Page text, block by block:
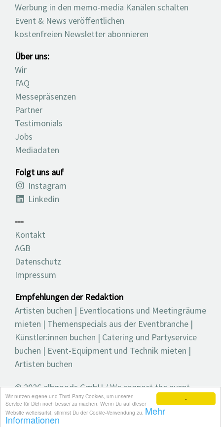
×
Wir nutzen eigene und Third-Party-Cookies, um unseren
Service für Dich noch besser zu machen. Wenn Du auf dieser
Website weitersurfst, stimmst Du der Cookie-Verwendung zu. Mehr
Informationen
Werbung in den memo-media Kanälen schalten
Event & News veröffentlichen
kostenfreien Newsletter abonnieren
Über uns:
Wir
FAQ
Messepräsenzen
Partner
Testimonials
Jobs
Mediadaten
Folgt uns auf
Instagram
Linkedin
---
Kontakt
AGB
Datenschutz
Impressum
Empfehlungen der Redaktion
Artisten buchen | Eventlocations und Meetingräume
mieten | Themenspecials aus der Eventbranche |
Künstler:innen buchen | Catering und Partyservice
buchen | Event-Equipment und Technik mieten |
Artisten buchen
© 2026 elbgoods GmbH / We connect the event
industry / Medienvielfalt für die Eventplanung /
Eventbranchenbuch, Blog, Magazin und mehr